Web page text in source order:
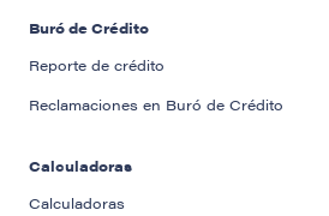
Buró de Crédito
Reporte de crédito
Reclamaciones en Buró de Crédito
Calculadoras
Calculadoras